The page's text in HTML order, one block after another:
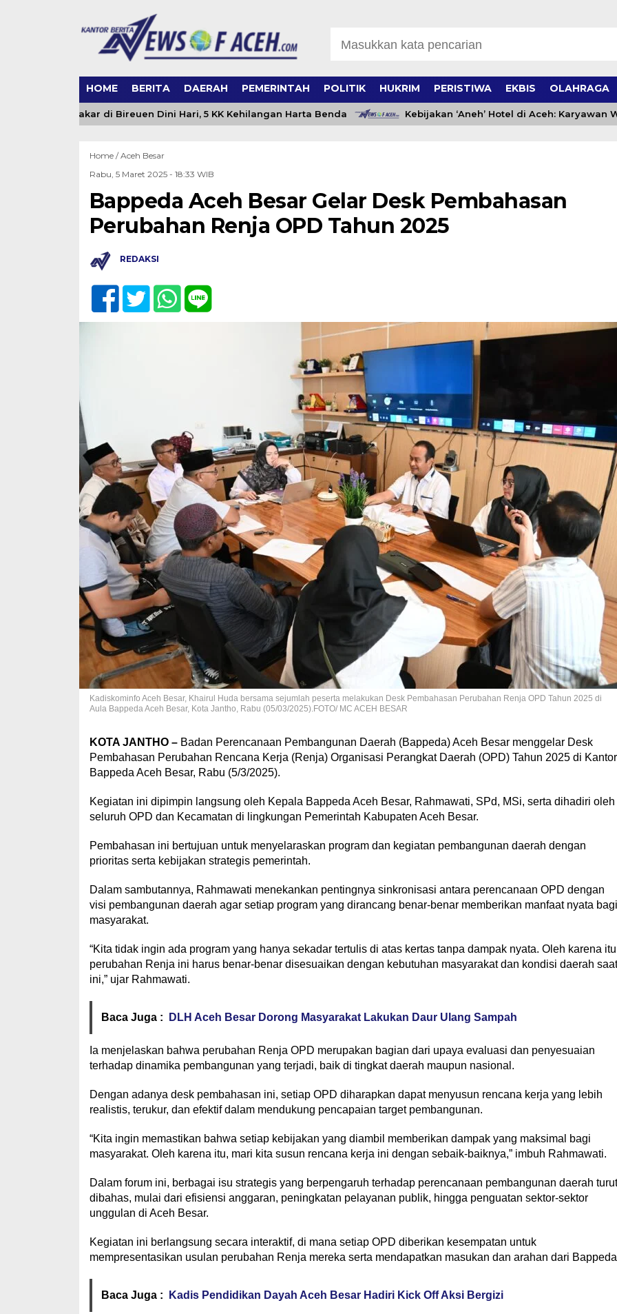
HOME BERITA DAERAH PEMERINTAH POLITIK HUKRIM PERISTIWA EKBIS OLAHRAGA
Terbakar di Bireuen Dini Hari, 5 KK Kehilangan Harta Benda Kebijakan ‘Aneh’ Hotel di Aceh: Karyawan
Home /Aceh Besar
Rabu, 5 Maret 2025 - 18:33 WIB
Bappeda Aceh Besar Gelar Desk Pembahasan
Perubahan Renja OPD Tahun 2025
REDAKSI
Kadiskominfo Aceh Besar, Khairul Huda bersama sejumlah peserta melakukan Desk Pembahasan Perubahan Renja OPD Tahun 2025 di
Aula Bappeda Aceh Besar, Kota Jantho, Rabu (05/03/2025).FOTO/ MC ACEH BESAR
KOTA JANTHO –Badan Perencanaan Pembangunan Daerah (Bappeda) Aceh Besar menggelar Desk
Pembahasan Perubahan Rencana Kerja (Renja) Organisasi Perangkat Daerah (OPD) Tahun 2025 di Kantor
Bappeda Aceh Besar, Rabu (5/3/2025).
Kegiatan ini dipimpin langsung oleh Kepala Bappeda Aceh Besar, Rahmawati, SPd, MSi, serta dihadiri oleh
seluruh OPD dan Kecamatan di lingkungan Pemerintah Kabupaten Aceh Besar.
Pembahasan ini bertujuan untuk menyelaraskan program dan kegiatan pembangunan daerah dengan
prioritas serta kebijakan strategis pemerintah.
Dalam sambutannya, Rahmawati menekankan pentingnya sinkronisasi antara perencanaan OPD dengan
visi pembangunan daerah agar setiap program yang dirancang benar-benar memberikan manfaat nyata bagi
masyarakat.
“Kita tidak ingin ada program yang hanya sekadar tertulis di atas kertas tanpa dampak nyata. Oleh karena
perubahan Renja ini harus benar-benar disesuaikan dengan kebutuhan masyarakat dan kondisi daerah saat
ini,” ujar Rahmawati.
Baca Juga : DLH Aceh Besar Dorong Masyarakat Lakukan Daur Ulang Sampah
Ia menjelaskan bahwa perubahan Renja OPD merupakan bagian dari upaya evaluasi dan penyesuaian
terhadap dinamika pembangunan yang terjadi, baik di tingkat daerah maupun nasional.
Dengan adanya desk pembahasan ini, setiap OPD diharapkan dapat menyusun rencana kerja yang lebih
realistis, terukur, dan efektif dalam mendukung pencapaian target pembangunan.
“Kita ingin memastikan bahwa setiap kebijakan yang diambil memberikan dampak yang maksimal bagi
masyarakat. Oleh karena itu, mari kita susun rencana kerja ini dengan sebaik-baiknya,” imbuh Rahmawati.
Dalam forum ini, berbagai isu strategis yang berpengaruh terhadap perencanaan pembangunan daerah turut
dibahas, mulai dari efisiensi anggaran, peningkatan pelayanan publik, hingga penguatan sektor-sektor
unggulan di Aceh Besar.
Kegiatan ini berlangsung secara interaktif, di mana setiap OPD diberikan kesempatan untuk
mempresentasikan usulan perubahan Renja mereka serta mendapatkan masukan dan arahan dari
Baca Juga : Kadis Pendidikan Dayah Aceh Besar Hadiri Kick Off Aksi Bergizi